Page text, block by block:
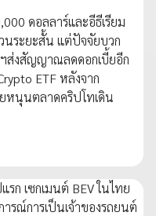
ดอลลาร์และอีธีเรียม
นระยะสั้น แต่ปัจจัยบวก
ฯส่งสัญญาณลดดอกเบี้ยอีก
ETF หลังจาก
หนุนตลาดคริปโทเดิน